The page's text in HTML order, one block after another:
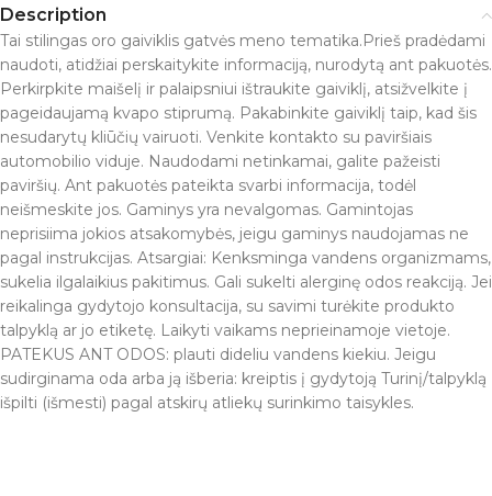
Description
Tai stilingas oro gaiviklis gatvės meno tematika.Prieš pradėdami
naudoti, atidžiai perskaitykite informaciją, nurodytą ant pakuotės.
Perkirpkite maišelį ir palaipsniui ištraukite gaiviklį, atsižvelkite į
pageidaujamą kvapo stiprumą. Pakabinkite gaiviklį taip, kad šis
nesudarytų kliūčių vairuoti. Venkite kontakto su paviršiais
automobilio viduje. Naudodami netinkamai, galite pažeisti
paviršių. Ant pakuotės pateikta svarbi informacija, todėl
neišmeskite jos. Gaminys yra nevalgomas. Gamintojas
neprisiima jokios atsakomybės, jeigu gaminys naudojamas ne
pagal instrukcijas. Atsargiai: Kenksminga vandens organizmams,
sukelia ilgalaikius pakitimus. Gali sukelti alerginę odos reakciją. Jei
reikalinga gydytojo konsultacija, su savimi turėkite produkto
talpyklą ar jo etiketę. Laikyti vaikams neprieinamoje vietoje.
PATEKUS ANT ODOS: plauti dideliu vandens kiekiu. Jeigu
sudirginama oda arba ją išberia: kreiptis į gydytoją Turinį/talpyklą
išpilti (išmesti) pagal atskirų atliekų surinkimo taisykles.